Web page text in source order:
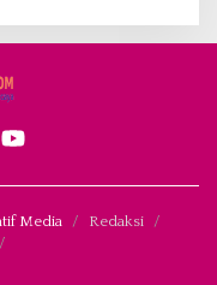
Media
Redaksi